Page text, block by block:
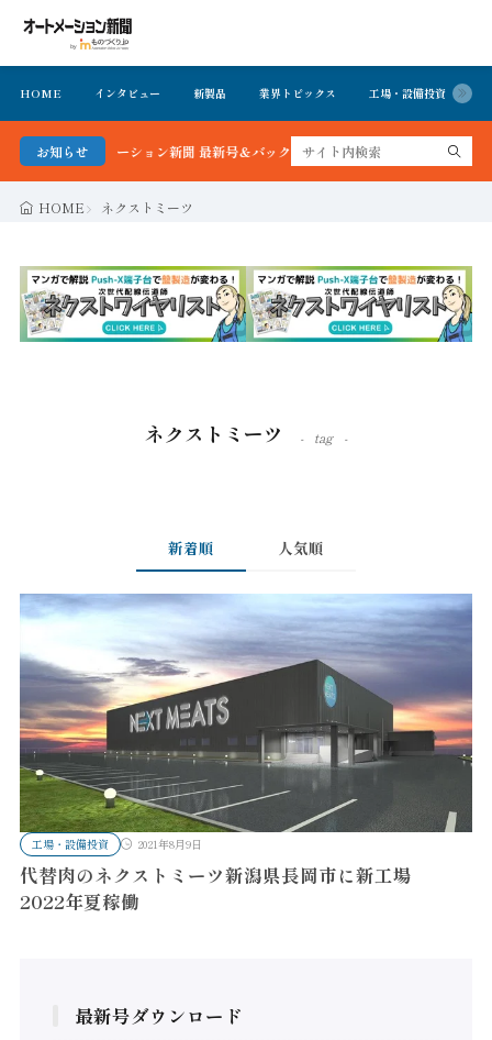
HOME インタビュー 新製品 業界トピックス 工場・設備投資
お知らせ
！オートメーション新聞 最新号＆バックナンバーを無料で公開中 詳細はこちら
HOME ネクストミーツ
ネクストミーツ tag
新着順 人気順
工場・設備投資 2021年8月9日
代替肉のネクストミーツ新潟県長岡市に新工場
2022年夏稼働
最新号ダウンロード